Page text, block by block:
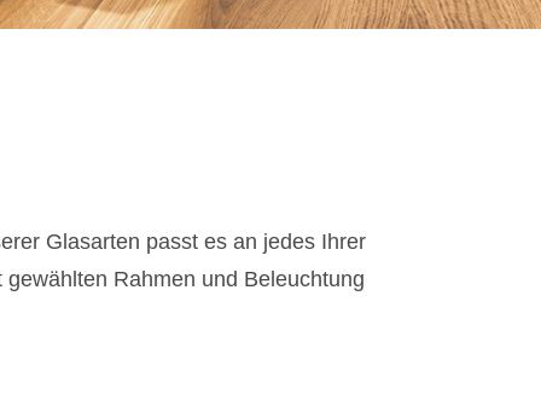
Glasarten passt es an jedes Ihrer
Rahmen und Beleuchtung